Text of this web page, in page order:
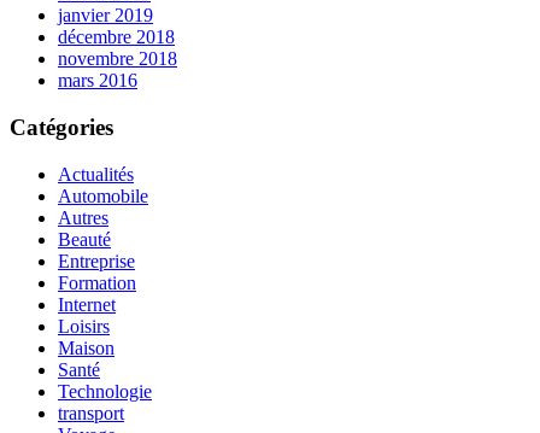
janvier 2019
décembre 2018
novembre 2018
mars 2016
Catégories
Actualités
Automobile
Autres
Beauté
Entreprise
Formation
Internet
Loisirs
Maison
Santé
Technologie
transport